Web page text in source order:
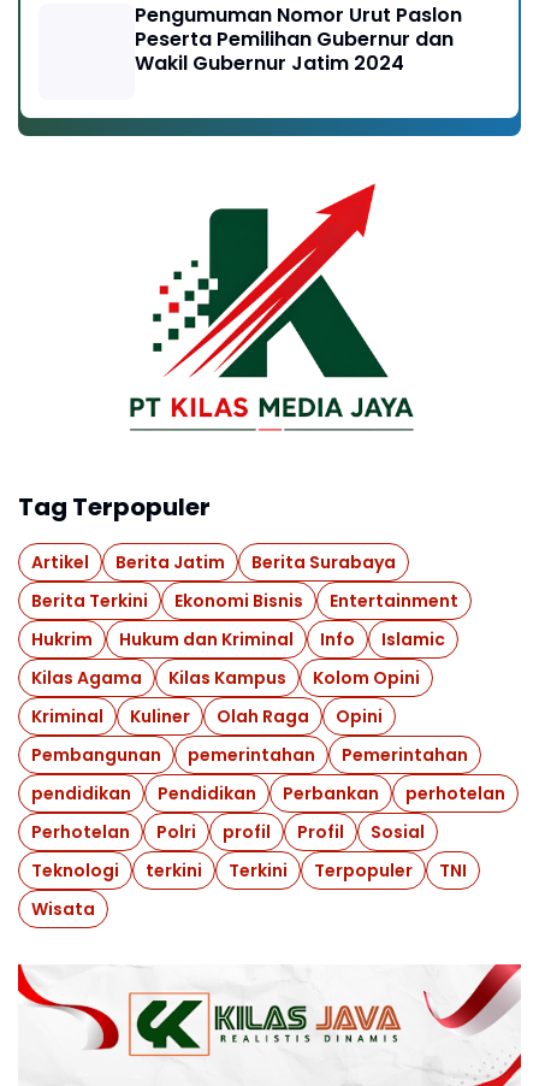
Pengumuman Nomor Urut Paslon
Peserta Pemilihan Gubernur dan
Wakil Gubernur Jatim 2024
Tag Terpopuler
Artikel Berita Jatim
Berita Surabaya
Berita Terkini
Ekonomi Bisnis
Entertainment
Hukrim
Hukum dan Kriminal Info
Islamic
Kilas Agama
Kilas Kampus
Kolom Opini
Kriminal
Kuliner Olah Raga
Opini
Pembangunan
pemerintahan
Pemerintahan
pendidikan
Pendidikan Perbankan
perhotelan
Perhotelan
Polri profil Profil
Sosial
Teknologi
terkini Terkini Terpopuler
TNI
Wisata